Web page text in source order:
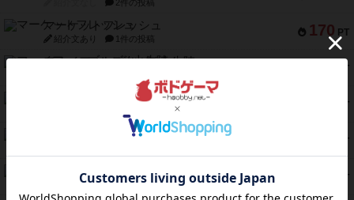
2件の投稿
170 PT
マーケットフレッシュ
紹介文あり 1件の投稿
PT
ファイアー・ブルズ / 火牛陣
PT
ワン・トゥ・ファイブ
PT
トランスオリエント・エクスプレス
PT
フラットアイアン
紹介文なし 2件の投稿